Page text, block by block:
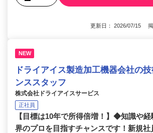
更新日： 2026/07/15 掲
NEW
ドライアイス製造加工機器会社の
ンススタッフ
株式会社ドライアイスサービス
正社員
【目標は10年で所得倍増！】◆知識や
界のプロを目指すチャンスです！新規社